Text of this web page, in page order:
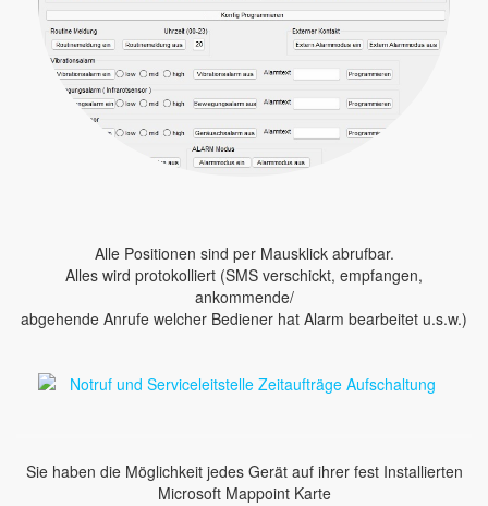
Alle Positionen sind per Mausklick abrufbar.
Alles wird protokolliert (SMS verschickt, empfangen,
ankommende/
abgehende Anrufe welcher Bediener hat Alarm bearbeitet u.s.w.)
Sie haben die Möglichkeit jedes Gerät auf ihrer fest Installierten
Microsoft Mappoint Karte